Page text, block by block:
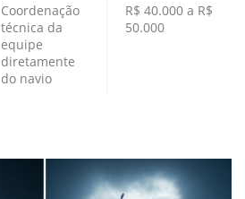
Coordenação
técnica da
equipe
diretamente
do navio
R$ 40.000 a R$
50.000